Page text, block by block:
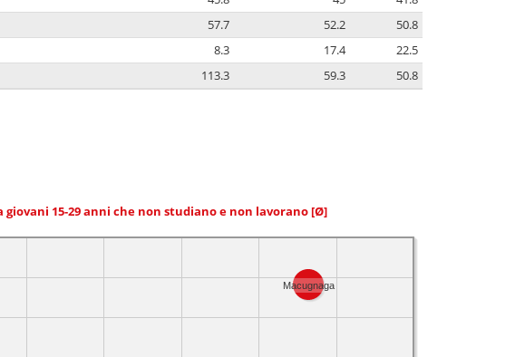
57.7 52.2
50.8
8.3 17.4
22.5
113.3 59.3 50.8
giovani 15-29 anni che non studiano e non lavorano [Ø]
Macugnaga